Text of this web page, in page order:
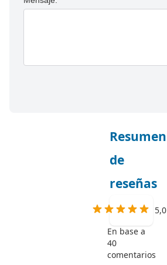
Resumen
de
reseñas
5,0
En base a
40
comentarios